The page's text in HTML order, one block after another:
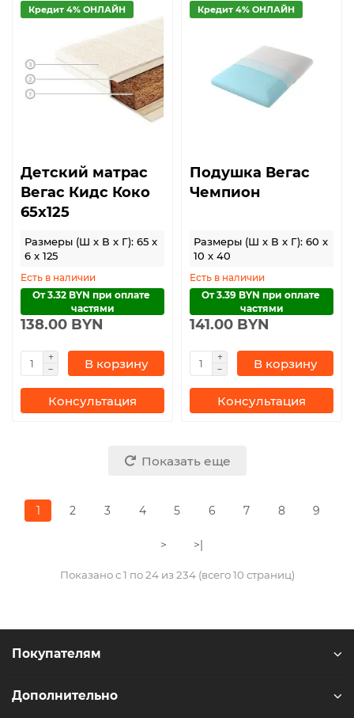
Кредит 4% ОНЛАЙН
Детский матрас
Вегас Кидс Коко
65x125
Размеры (Ш x В x Г): 65 x
6 x 125
Есть в наличии
От 3.32 BYN при оплате
частями
138.00 BYN
В корзину
Консультация
Кредит 4% ОНЛАЙН
Подушка Вегас
Чемпион
Размеры (Ш x В x Г): 60 x
10 x 40
Есть в наличии
От 3.39 BYN при оплате
частями
141.00 BYN
В корзину
Консультация
Показать еще
1 2 3 4 5 6 7 8 9
> >|
Показано с 1 по 24 из 234 (всего 10 страниц)
Покупателям
Дополнительно